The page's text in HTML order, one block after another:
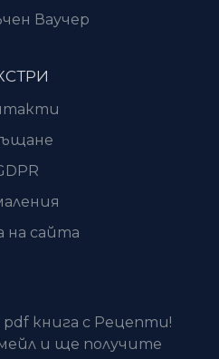
Ваучер
на сайта
книга с Рецепти!
и ще получите